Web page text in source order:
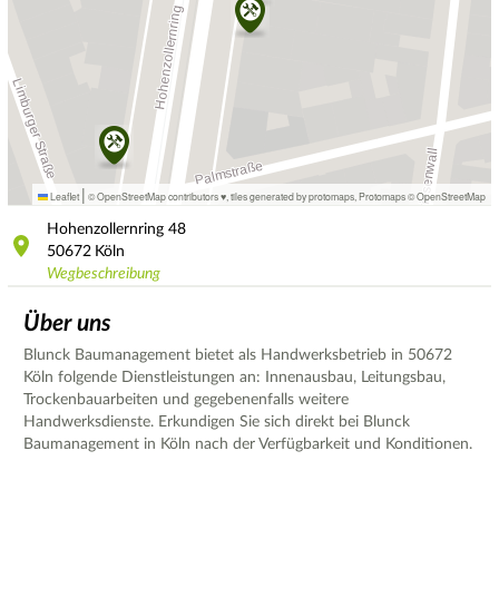
Leaflet | © OpenStreetMap contributors ♥, tiles generated by protomaps Protomaps©OpenStreetMap
Hohenzollernring 48
50672 Köln
Wegbeschreibung
Über uns
Blunck Baumanagement bietet als Handwerksbetrieb in 50672
Köln folgende Dienstleistungen an: Innenausbau, Leitungsbau,
Trockenbauarbeiten und gegebenenfalls weitere
Handwerksdienste. Erkundigen Sie sich direkt bei Blunck
Baumanagement in Köln nach der Verfügbarkeit und Konditionen.